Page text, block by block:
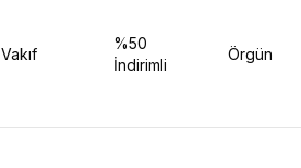
Vakıf
%50
İndirimli
Örgün